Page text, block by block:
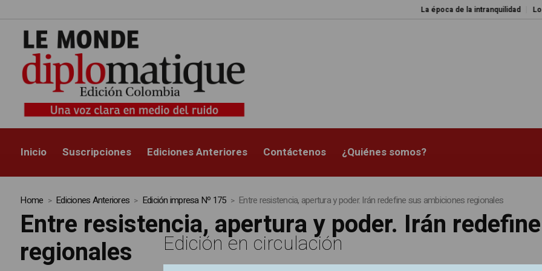
La época de la intranquilidad Los
Inicio Suscripciones Ediciones Anteriores Contáctenos ¿Quiénes somos?
Home Ediciones Anteriores Edición impresa Nº 175 Entre resistencia, apertura y poder. Irán redefine sus ambiciones regionales
Entre resistencia, apertura y poder. Irán
regionales Edición en circulación